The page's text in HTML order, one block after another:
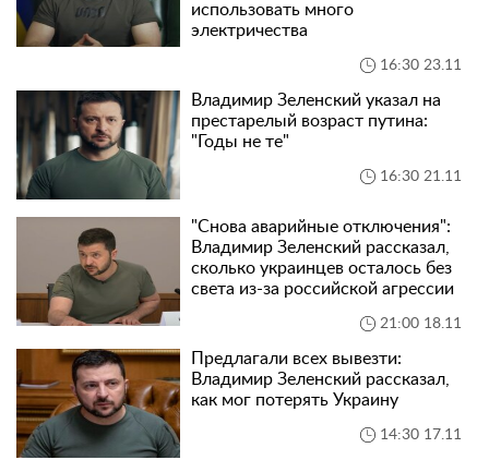
использовать много
электричества
16:30 23.11
Владимир Зеленский указал на
престарелый возраст путина:
"Годы не те"
16:30 21.11
"Снова аварийные отключения":
Владимир Зеленский рассказал,
сколько украинцев осталось без
света из-за российской агрессии
21:00 18.11
Предлагали всех вывезти:
Владимир Зеленский рассказал,
как мог потерять Украину
14:30 17.11